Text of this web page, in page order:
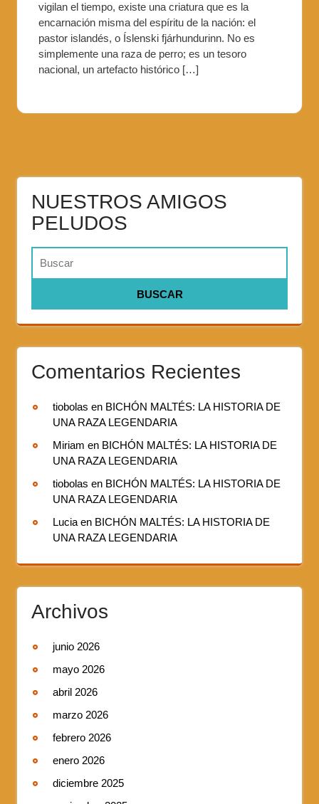
vigilan el tiempo, existe una criatura que es la
encarnación misma del espíritu de la nación: el
pastor islandés, o Íslenski fjárhundurinn. No es
simplemente una raza de perro; es un tesoro
nacional, un artefacto histórico […]
NUESTROS AMIGOS
PELUDOS
Comentarios Recientes
tiobolas en BICHÓN MALTÉS: LA HISTORIA DE
UNA RAZA LEGENDARIA
Miriam en BICHÓN MALTÉS: LA HISTORIA DE
UNA RAZA LEGENDARIA
tiobolas en BICHÓN MALTÉS: LA HISTORIA DE
UNA RAZA LEGENDARIA
Lucia en BICHÓN MALTÉS: LA HISTORIA DE
UNA RAZA LEGENDARIA
Archivos
junio 2026
mayo 2026
abril 2026
marzo 2026
febrero 2026
enero 2026
diciembre 2025